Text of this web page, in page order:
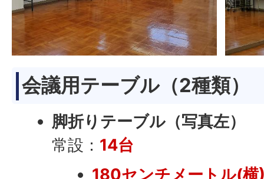
会議用テーブル（2種類）
脚折りテーブル（写真左）
常設： 14台
180センチメートル(